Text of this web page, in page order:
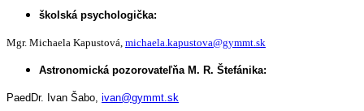
školská psychologička:
Mgr. Michaela Kapustová, michaela.kapustova@gymmt.sk
Astronomická pozorovateľňa M. R. Štefánika:
PaedDr. Ivan Šabo, ivan@gymmt.sk